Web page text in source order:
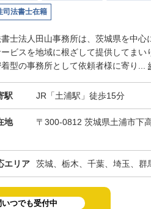
司法書士在籍
士法人田山事務所は、茨城県を中心
ビスを地域に根ざして提供してまい
型の事務所として依頼者様に寄り...
駅 JR「土浦駅」徒歩15分
地 〒300-0812 茨城県土浦市下
エリア 茨城、栃木、千葉、埼玉、群
いつでも受付中